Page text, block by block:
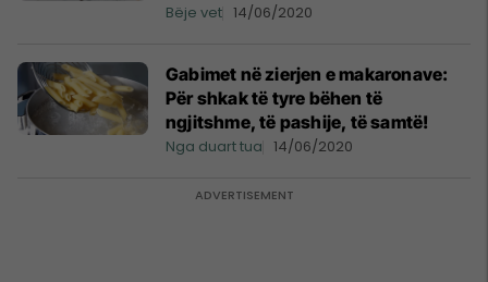
insekte te bezdisshme!
Bëje vet 14/06/2020
Gabimet në zierjen e makaronave:
Për shkak të tyre bëhen të
ngjitshme, të pashije, të samtë!
Nga duart tua 14/06/2020